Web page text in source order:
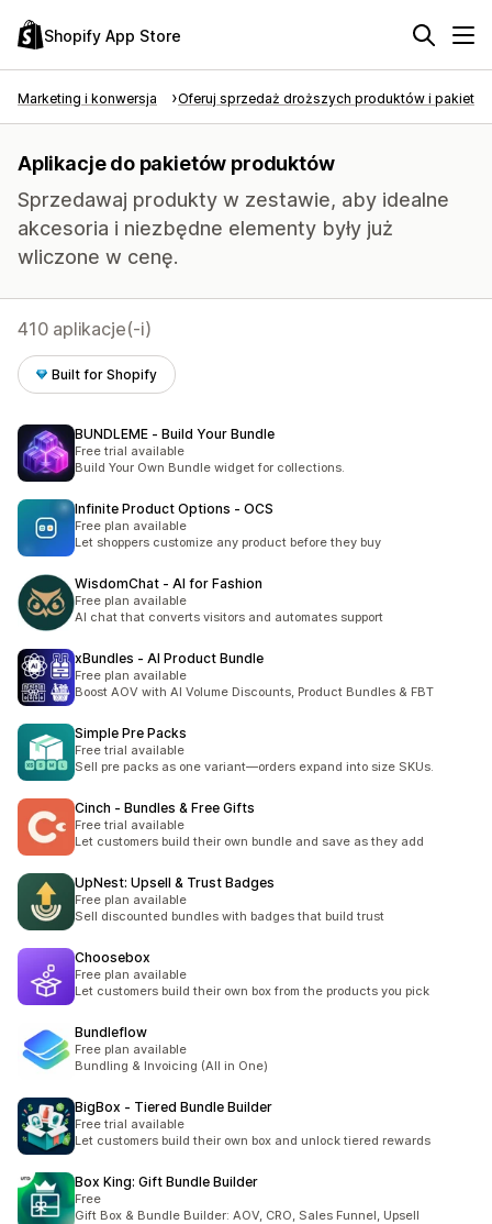
Shopify App Store
Marketing i konwersja Oferuj sprzedaż droższych produktów i
Aplikacje do pakietów produktów
Sprzedawaj produkty w zestawie, aby idealne
akcesoria i niezbędne elementy były już
wliczone w cenę.
410 aplikacje(-i)
Built for Shopify
BUNDLEME ‑ Build Your Bundle
Free trial available
Build Your Own Bundle widget for collections.
Infinite Product Options ‑ OCS
Free plan available
Let shoppers customize any product before they buy
WisdomChat ‑ AI for Fashion
Free plan available
AI chat that converts visitors and automates support
xBundles ‑ AI Product Bundle
Free plan available
Boost AOV with AI Volume Discounts, Product Bundles & FBT
Simple Pre Packs
Free trial available
Sell pre packs as one variant—orders expand into size SKUs.
Cinch ‑ Bundles & Free Gifts
Free trial available
Let customers build their own bundle and save as they add
UpNest: Upsell & Trust Badges
Free plan available
Sell discounted bundles with badges that build trust
Choosebox
Free plan available
Let customers build their own box from the products you pick
Bundleflow
Free plan available
Bundling & Invoicing (All in One)
BigBox ‑ Tiered Bundle Builder
Free trial available
Let customers build their own box and unlock tiered rewards
Box King: Gift Bundle Builder
Free
Gift Box & Bundle Builder: AOV, CRO, Sales Funnel, Upsell